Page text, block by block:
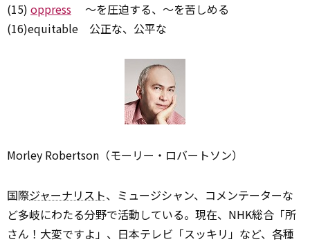
(15) oppress ～を圧迫する、～を苦しめる
(16)equitable 公正な、公平な
Morley Robertson（モーリー・ロバートソン）
国際ジャーナリスト、ミュージシャン、コメンテーターな
ど多岐にわたる分野で活動している。現在、NHK総合「所
さん！大変ですよ」、日本テレビ「スッキリ」など、各種